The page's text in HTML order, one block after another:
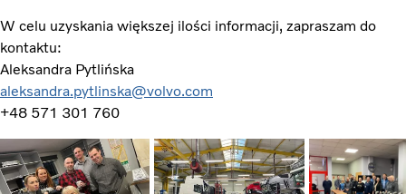
W celu uzyskania większej ilości informacji, zapraszam do
kontaktu:
Aleksandra Pytlińska
aleksandra.pytlinska@volvo.com
+48 571 301 760